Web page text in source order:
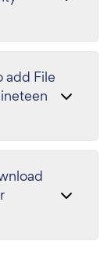
add File